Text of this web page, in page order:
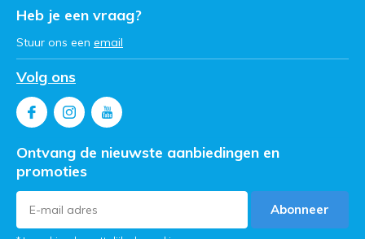
Heb je een vraag?
Stuur ons een email
Volg ons
Ontvang de nieuwste aanbiedingen en
promoties
Abonneer